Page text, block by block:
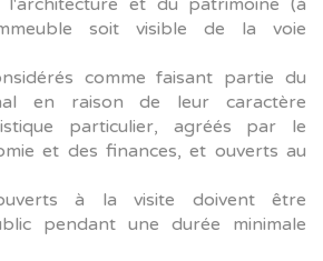
soit visible de la voie
comme faisant partie du
en raison de leur caractère
particulier, agréés par le
et des finances, et ouverts au
à la visite doivent être
pendant une durée minimale